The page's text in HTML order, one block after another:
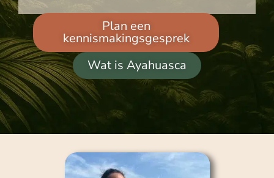
Plan een
kennismakingsgesprek
Wat is Ayahuasca